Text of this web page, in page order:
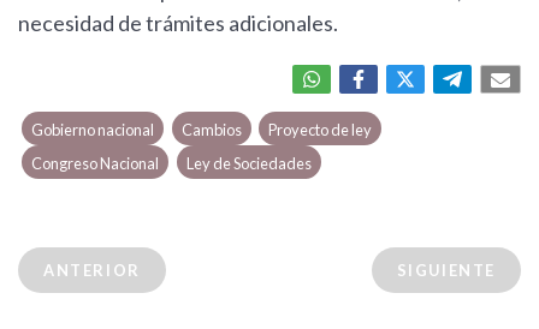
necesidad de trámites adicionales.
Gobierno nacional Cambios
Proyecto de ley
Congreso Nacional
Ley de Sociedades
ANTERIOR SIGUIENTE